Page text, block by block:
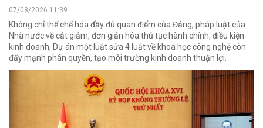
07/08/2026 11:39
Không chỉ thể chế hóa đầy đủ quan điểm của Đảng, pháp luật của
Nhà nước về cắt giảm, đơn giản hóa thủ tục hành chính, điều kiện
kinh doanh, Dự án một luật sửa 4 luật về khoa học công nghệ còn
đẩy mạnh phân quyền, tạo môi trường kinh doanh thuận lợi.